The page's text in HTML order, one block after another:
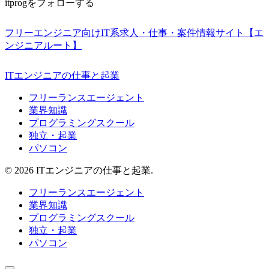
itprogをフォローする
フリーエンジニア向けIT系求人・仕事・案件情報サイト【エ
ンジニアルート】
ITエンジニアの仕事と起業
フリーランスエージェント
業界知識
プログラミングスクール
独立・起業
パソコン
© 2026 ITエンジニアの仕事と起業.
フリーランスエージェント
業界知識
プログラミングスクール
独立・起業
パソコン